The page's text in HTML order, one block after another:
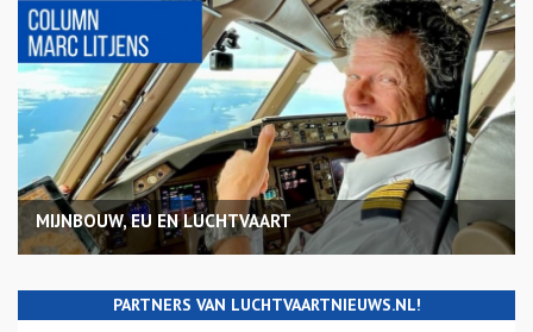
MIJNBOUW, EU EN LUCHTVAART
PARTNERS VAN LUCHTVAARTNIEUWS.NL!